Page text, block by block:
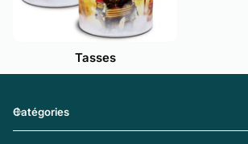
Tasses
Catégories